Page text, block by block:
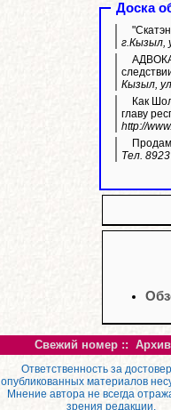
Доска
г.Кызыл,
Кызыл,
Как Шолбан
главу
http://
Тел.
Свежий номер ::
Ответственность за
опубликованных материалов
Мнение автора не всегда
зрения редакции.